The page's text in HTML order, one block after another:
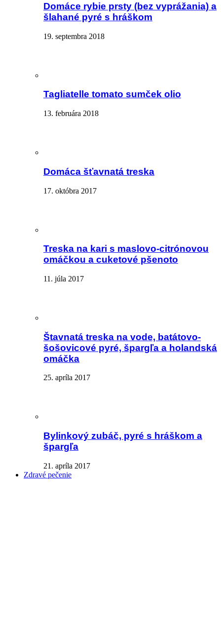
Domáce rybie prsty (bez vyprážania) a
šlahané pyré s hráškom
19. septembra 2018
Tagliatelle tomato sumček olio
13. februára 2018
Domáca šťavnatá treska
17. októbra 2017
Treska na kari s maslovo-citrónovou
omáčkou a cuketové pšenoto
11. júla 2017
Štavnatá treska na vode, batátovo-
šošovicové pyré, špargľa a holandská
omáčka
25. apríla 2017
Bylinkový zubáč, pyré s hráškom a
špargľa
21. apríla 2017
Zdravé pečenie